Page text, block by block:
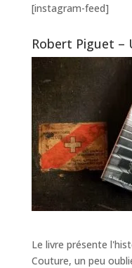
[instagram-feed]
Robert Piguet –
Le livre présente
Couture, un peu